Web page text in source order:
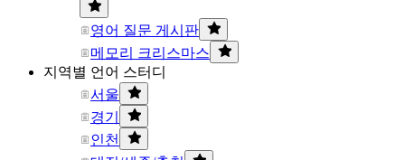
영어 질문 게시판
메모리 크리스마스
지역별 언어 스터디
서울
경기
인천